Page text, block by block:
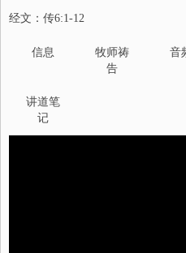
经文：传6:1-12
信息
牧师祷
告
音
讲道笔
记